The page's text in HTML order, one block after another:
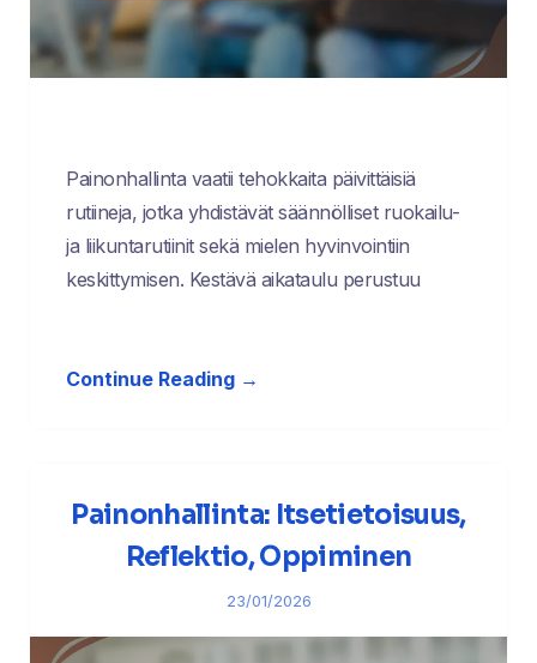
Painonhallinta vaatii tehokkaita päivittäisiä
rutiineja, jotka yhdistävät säännölliset ruokailu-
ja liikuntarutiinit sekä mielen hyvinvointiin
keskittymisen. Kestävä aikataulu perustuu
Continue Reading →
Painonhallinta: Itsetietoisuus,
Reflektio, Oppiminen
23/01/2026